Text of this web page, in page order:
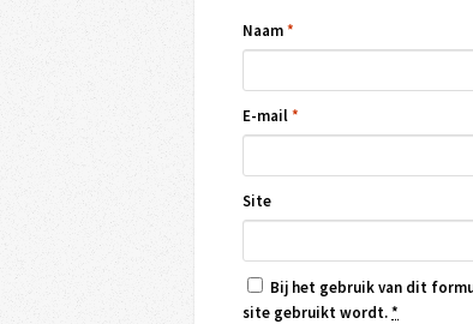
Naam*
E-mail*
Site
Bij het gebruik van dit
site gebruikt wordt.*